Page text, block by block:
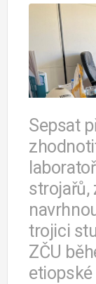
Sepsat
strojařů,
trojici
ZČU